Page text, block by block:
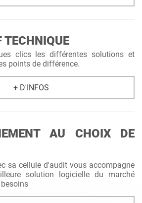
clics les différentes solutions et
points de différence.
+ D'INFOS
AU CHOIX DE
sa cellule d'audit vous accompagne
solution logicielle du marché